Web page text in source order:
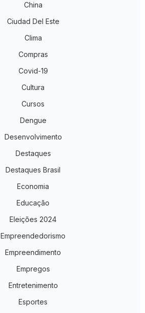
China
Ciudad Del Este
Clima
Compras
Covid-19
Cultura
Cursos
Dengue
Desenvolvimento
Destaques
Destaques Brasil
Economia
Educação
Eleições 2024
Empreendedorismo
Empreendimento
Empregos
Entretenimento
Esportes